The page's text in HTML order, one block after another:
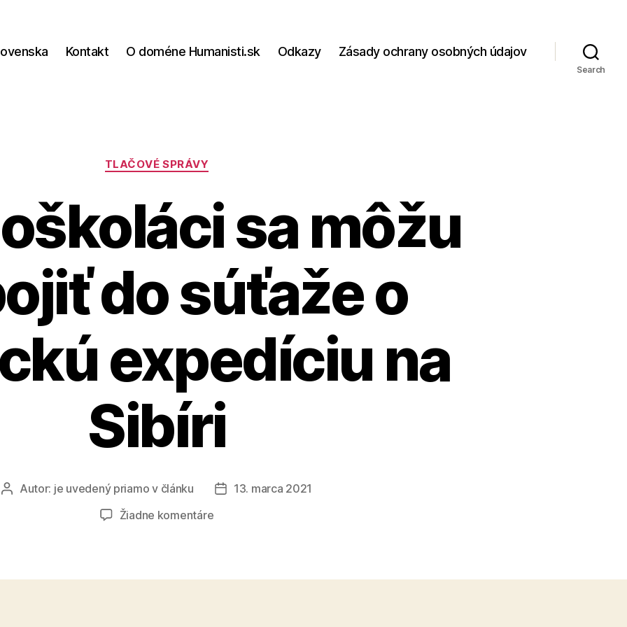
Kontakt O doméne Humanisti.sk Odkazy Zásady ochrany osobných údajov
Search
Kategórie
TLAČOVÉ SPRÁVY
sa môžu
do súťaže o
expedíciu na
Sibíri
AutorAutor: je uvedený priamo v článku
Dátum
13. marca 2021
Žiadne komentárena
zapojiť